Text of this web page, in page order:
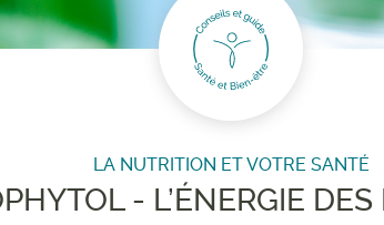
LA NUTRITION ET VOTRE SANTÉ
- L’ÉNERGIE